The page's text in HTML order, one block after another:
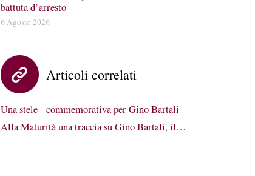
battuta d’arresto
6 Agosto 2026
Articoli correlati
Una stele commemorativa per Gino Bartali
Alla Maturità una traccia su Gino Bartali, il…